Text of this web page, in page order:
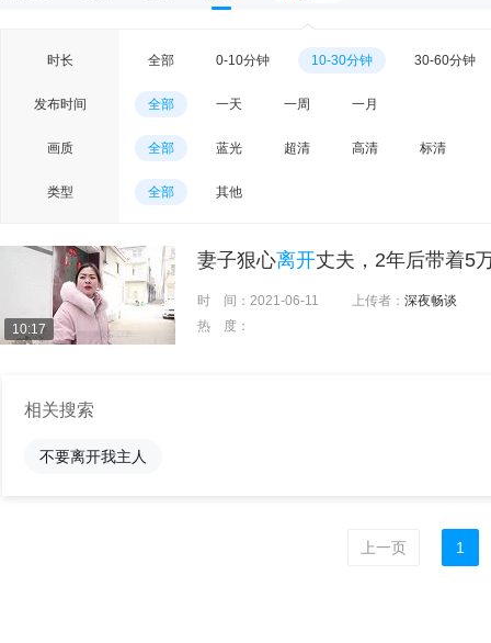
时长 全部 0-10分钟 10-30分钟 30-60分钟
发布时间 全部 一天 一周 一月
画质 全部 蓝光 超清 高清 标清
类型 全部 其他
10:17
妻子狠心离开丈夫，2年后带着5
时 间： 2021-06-11 上传者： 深夜畅谈
热 度：
相关搜索
不要离开我主人
上一页 1